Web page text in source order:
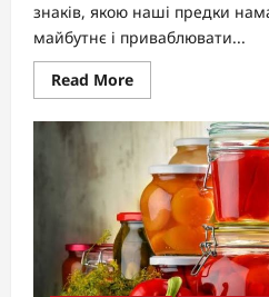
знаків, якою наші предки
майбутнє і приваблювати...
Read MoreRead
more
Які
прикмети
на
удачу